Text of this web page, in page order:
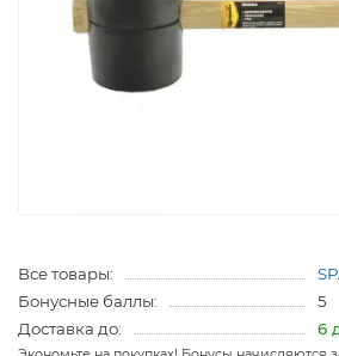
Все товары:
Бонусные баллы:
5
Доставка до:
6